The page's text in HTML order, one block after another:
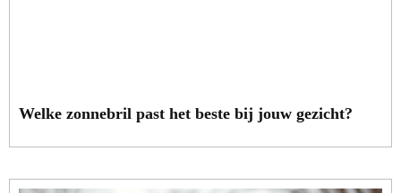
Welke zonnebril past het beste bij jouw gezicht?